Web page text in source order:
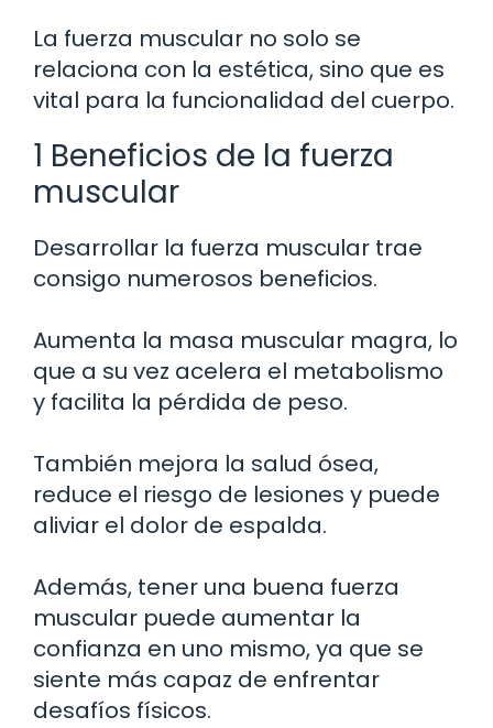
La fuerza muscular no solo se
relaciona con la estética, sino que es
vital para la funcionalidad del cuerpo.
1 Beneficios de la fuerza
muscular
Desarrollar la fuerza muscular trae
consigo numerosos beneficios.
Aumenta la masa muscular magra, lo
que a su vez acelera el metabolismo
y facilita la pérdida de peso.
También mejora la salud ósea,
reduce el riesgo de lesiones y puede
aliviar el dolor de espalda.
Además, tener una buena fuerza
muscular puede aumentar la
confianza en uno mismo, ya que se
siente más capaz de enfrentar
desafíos físicos.